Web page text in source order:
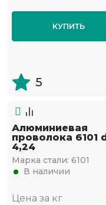
КУПИТЬ
5
Алюминиевая
проволока 6101 d
4,24
Марка стали: 6101
В наличии
Цена за кг